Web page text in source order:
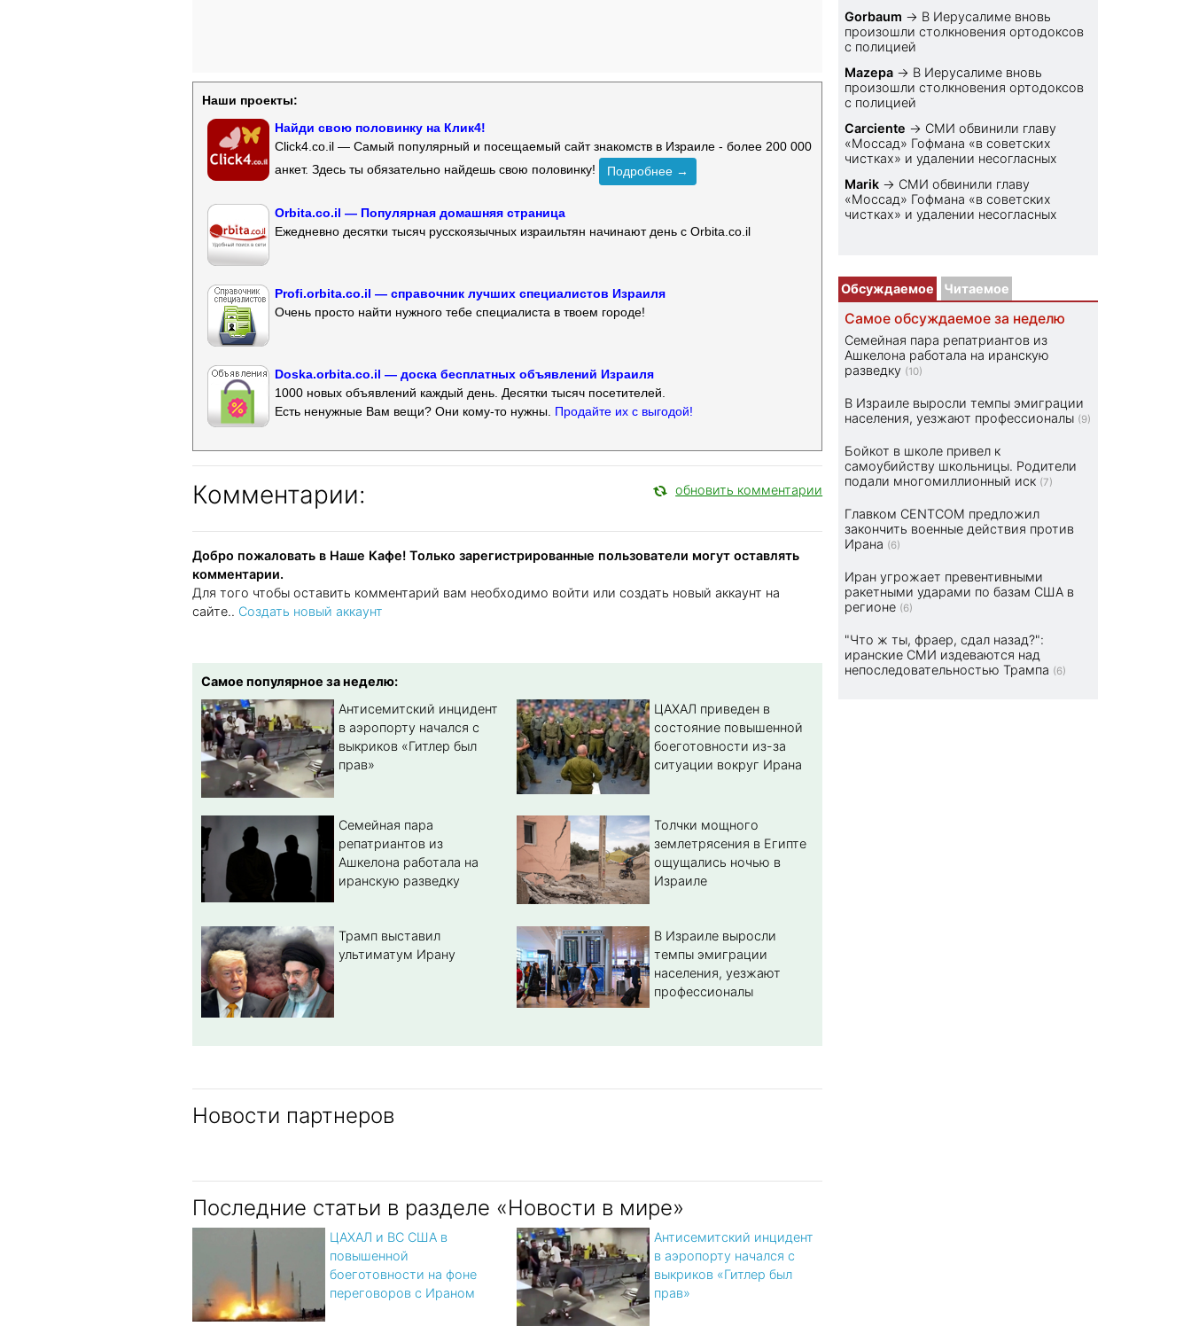
Наши проекты:
Найди свою половинку на Клик4!
Click4.co.il — Самый популярный и посещаемый сайт знакомств в Израиле - более 200 000
анкет. Здесь ты обязательно найдешь свою половинку!
Подробнее →
Orbita.co.il — Популярная домашняя страница
Ежедневно десятки тысяч русскоязычных израильтян начинают день с Orbita.co.il
Profi.orbita.co.il — справочник лучших специалистов Израиля
Очень просто найти нужного тебе специалиста в твоем городе!
Doska.orbita.co.il — доска бесплатных объявлений Израиля
1000 новых объявлений каждый день. Десятки тысяч посетителей.
Есть ненужные Вам вещи? Они кому-то нужны. Продайте их с выгодой!
Комментарии: обновить комментарии
Добро пожаловать в Наше Кафе! Только зарегистрированные пользователи могут оставлять
комментарии.
Для того чтобы оставить комментарий вам необходимо войти или создать новый аккаунт на
сайте.. Создать новый аккаунт
Самое популярное за неделю:
Антисемитский инцидент
в аэропорту начался с
выкриков «Гитлер был
прав»
ЦАХАЛ приведен в
состояние повышенной
боеготовности из-за
ситуации вокруг Ирана
Семейная пара
репатриантов из
Ашкелона работала на
иранскую разведку
Толчки мощного
землетрясения в Египте
ощущались ночью в
Израиле
Трамп выставил
ультиматум Ирану
В Израиле выросли
темпы эмиграции
населения, уезжают
профессионалы
Новости партнеров
Последние статьи в разделе «Новости в мире»
ЦАХАЛ и ВС США в
повышенной
боеготовности на фоне
переговоров с Ираном
Антисемитский инцидент
в аэропорту начался с
выкриков «Гитлер был
прав»
Gorbaum → В Иерусалиме вновь
произошли столкновения ортодоксов
с полицией
Mazepa → В Иерусалиме вновь
произошли столкновения ортодоксов
с полицией
Carciente → СМИ обвинили главу
«Моссад» Гофмана «в советских
чистках» и удалении несогласных
Marik → СМИ обвинили главу
«Моссад» Гофмана «в советских
чистках» и удалении несогласных
Обсуждаемое Читаемое
Самое обсуждаемое за неделю
Семейная пара репатриантов из
Ашкелона работала на иранскую
разведку (10)
В Израиле выросли темпы эмиграции
населения, уезжают профессионалы (9)
Бойкот в школе привел к
самоубийству школьницы. Родители
подали многомиллионный иск (7)
Главком CENTCOM предложил
закончить военные действия против
Ирана (6)
Иран угрожает превентивными
ракетными ударами по базам США в
регионе (6)
"Что ж ты, фраер, сдал назад?":
иранские СМИ издеваются над
непоследовательностью Трампа (6)